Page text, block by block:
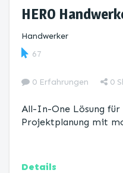
HERO
Handwerker
67
0 Erfahrungen 0
All-In-One Lösung für
Projektplanung mit
Details